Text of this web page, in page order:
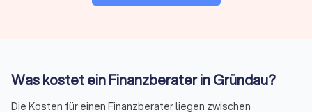
Finanzberatung in Gründau: Versicherungen,
Was kostet ein Finanzberater in Gründau?
Die Kosten für einen Finanzberater liegen zwischen